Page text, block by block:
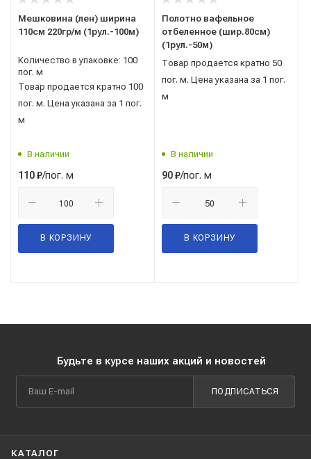
Мешковина (лен) ширина
110см 220гр/м (1рул.-100м)
Количество в упаковке: 100
пог. м
Товар продается кратно 100
пог. м. Цена указана за 1 пог.
м
В наличии
110₽/пог. м
В КОРЗИНУ
Полотно вафельное
отбеленное (шир.80см)
(1рул.-50м)
Товар продается кратно 50
пог. м. Цена указана за 1 пог.
м
В наличии
90₽/пог. м
В КОРЗИНУ
Будьте в курсе наших акций и новостей
ПОДПИСАТЬСЯ
КАТАЛОГ